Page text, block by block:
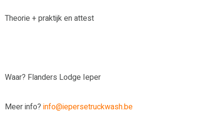
Theorie + praktijk en attest
Waar? Flanders Lodge Ieper
Meer info? info@iepersetruckwash.be